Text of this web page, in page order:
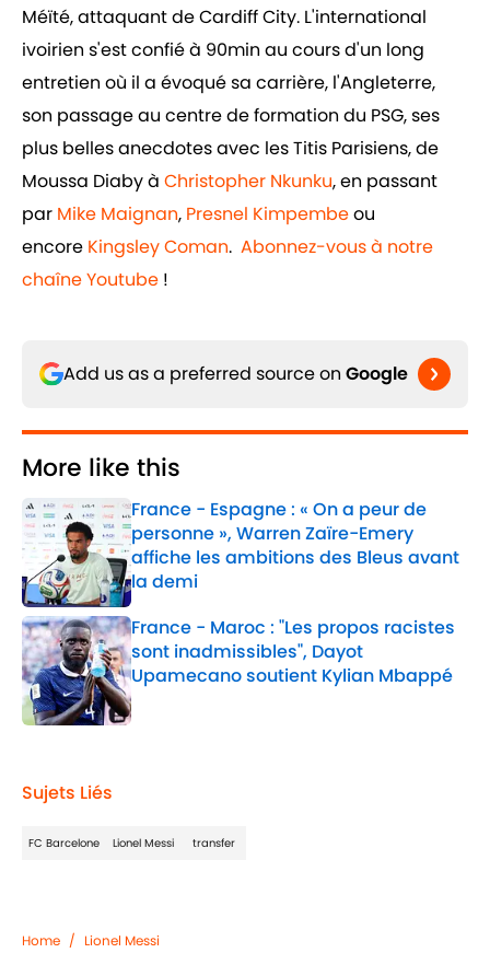
Méïté, attaquant de Cardiff City. L'international
ivoirien s'est confié à 90min au cours d'un long
entretien où il a évoqué sa carrière, l'Angleterre,
son passage au centre de formation du PSG, ses
plus belles anecdotes avec les Titis Parisiens, de
Moussa Diaby à Christopher Nkunku, en passant
par Mike Maignan, Presnel Kimpembeou
encore Kingsley Coman. Abonnez-vous à notre
chaîne Youtube !
Add us as a preferred source on Google
More like this
France - Espagne : « On a peur de
personne », Warren Zaïre-Emery
affiche les ambitions des Bleus avant
la demi
Published by on Invalid Date
France - Maroc : "Les propos racistes
sont inadmissibles", Dayot
Upamecano soutient Kylian Mbappé
Published by on Invalid Date
Sujets Liés
FC Barcelone Lionel Messi transfer
Home / Lionel Messi